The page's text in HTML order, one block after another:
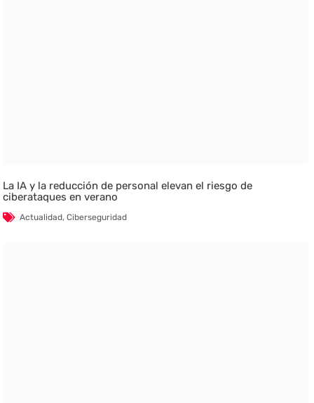
La IA y la reducción de personal elevan el riesgo de
ciberataques en verano
Actualidad,Ciberseguridad